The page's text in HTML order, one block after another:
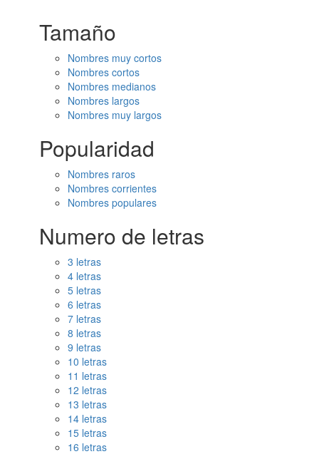
Tamaño
Nombres muy cortos
Nombres cortos
Nombres medianos
Nombres largos
Nombres muy largos
Popularidad
Nombres raros
Nombres corrientes
Nombres populares
Numero de letras
3 letras
4 letras
5 letras
6 letras
7 letras
8 letras
9 letras
10 letras
11 letras
12 letras
13 letras
14 letras
15 letras
16 letras